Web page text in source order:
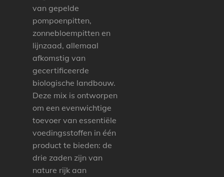
van gepelde
pompoenpitten,
zonnebloempitten en
lijnzaad, allemaal
afkomstig van
gecertificeerde
biologische landbouw.
Deze mix is ontworpen
om een evenwichtige
toevoer van essentiële
voedingsstoffen in één
product te bieden: de
drie zaden zijn van
nature rijk aan